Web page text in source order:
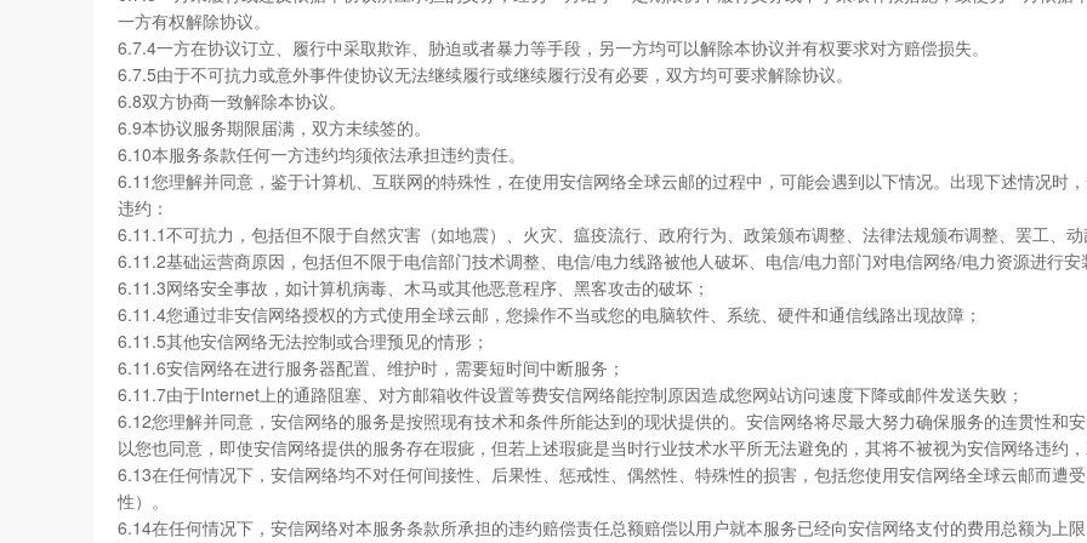
一方有权解除协议。
6.7.4一方在协议订立、履行中采取欺诈、胁迫或者暴力等手段，另一方均可以解除本协议并有权要求对方赔偿损失。
6.7.5由于不可抗力或意外事件使协议无法继续履行或继续履行没有必要，双方均可要求解除协议。
6.8双方协商一致解除本协议。
6.9本协议服务期限届满，双方未续签的。
6.10本服务条款任何一方违约均须依法承担违约责任。
6.11您理解并同意，鉴于计算机、互联网的特殊性，在使用安信网络全球云邮的过程中，可能会遇到以下情况。出现下述情况时
违约：
6.11.1不可抗力，包括但不限于自然灾害（如地震）、火灾、瘟疫流行、政府行为、政策颁布调整、法律法规颁布调整、罢工、
6.11.2基础运营商原因，包括但不限于电信部门技术调整、电信/电力线路被他人破坏、电信/电力部门对电信网络/电力资源进行
6.11.3网络安全事故，如计算机病毒、木马或其他恶意程序、黑客攻击的破坏；
6.11.4您通过非安信网络授权的方式使用全球云邮，您操作不当或您的电脑软件、系统、硬件和通信线路出现故障；
6.11.5其他安信网络无法控制或合理预见的情形；
6.11.6安信网络在进行服务器配置、维护时，需要短时间中断服务；
6.11.7由于Internet上的通路阻塞、对方邮箱收件设置等费安信网络能控制原因造成您网站访问速度下降或邮件发送失败；
6.12您理解并同意，安信网络的服务是按照现有技术和条件所能达到的现状提供的。安信网络将尽最大努力确保服务的连贯性和
以您也同意，即使安信网络提供的服务存在瑕疵，但若上述瑕疵是当时行业技术水平所无法避免的，其将不被视为安信网络违约
6.13在任何情况下，安信网络均不对任何间接性、后果性、惩戒性、偶然性、特殊性的损害，包括您使用安信网络全球云邮而遭
性）。
6.14在任何情况下，安信网络对本服务条款所承担的违约赔偿责任总额赔偿以用户就本服务已经向安信网络支付的费用总额为上